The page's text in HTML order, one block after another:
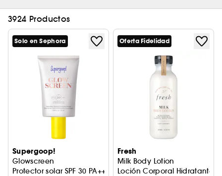
3924 Productos
Solo en Sephora
Supergoop!
Glowscreen
Protector solar SPF 30 PA+++ con AH + Niacinamida
Oferta Fidelidad
Fresh
Milk Body Lotion
Loción Corporal Hidratante